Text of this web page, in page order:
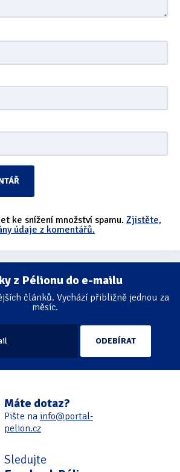
ke snížení množství spamu. Zjistěte,
údaje z komentářů.
z Pélionu do e-mailu
článků. Vychází přibližně jednou za
měsíc.
Máte dotaz?
Pište na info@portal-
pelion.cz
Sledujte